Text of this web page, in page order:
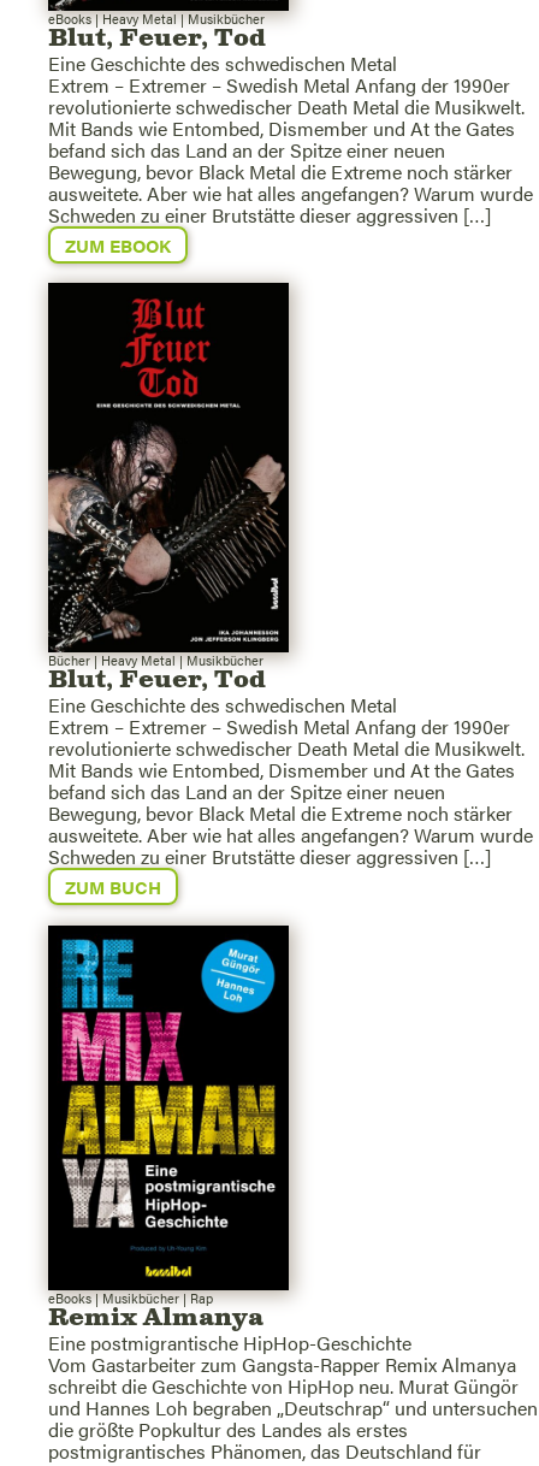
eBooks|Heavy Metal|Musikbücher
Blut, Feuer, Tod
Eine Geschichte des schwedischen Metal
Extrem – Extremer – Swedish Metal Anfang der 1990er
revolutionierte schwedischer Death Metal die Musikwelt.
Mit Bands wie Entombed, Dismember und At the Gates
befand sich das Land an der Spitze einer neuen
Bewegung, bevor Black Metal die Extreme noch stärker
ausweitete. Aber wie hat alles angefangen? Warum wurde
Schweden zu einer Brutstätte dieser aggressiven […]
ZUM EBOOK
Bücher|Heavy Metal|Musikbücher
Blut, Feuer, Tod
Eine Geschichte des schwedischen Metal
Extrem – Extremer – Swedish Metal Anfang der 1990er
revolutionierte schwedischer Death Metal die Musikwelt.
Mit Bands wie Entombed, Dismember und At the Gates
befand sich das Land an der Spitze einer neuen
Bewegung, bevor Black Metal die Extreme noch stärker
ausweitete. Aber wie hat alles angefangen? Warum wurde
Schweden zu einer Brutstätte dieser aggressiven […]
ZUM BUCH
eBooks|Musikbücher|Rap
Remix Almanya
Eine postmigrantische HipHop-Geschichte
Vom Gastarbeiter zum Gangsta-Rapper Remix Almanya
schreibt die Geschichte von HipHop neu. Murat Güngör
und Hannes Loh begraben „Deutschrap“ und untersuchen
die größte Popkultur des Landes als erstes
postmigrantisches Phänomen, das Deutschland für